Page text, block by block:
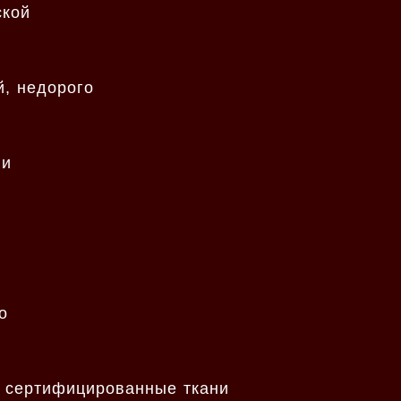
недорого
ткани